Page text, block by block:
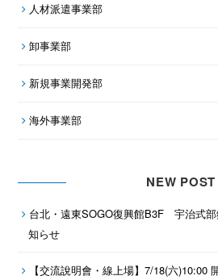
人材派遣事業部
卸事業部
新規事業開発部
海外事業部
NEW POST
台北・遠東SOGO復興館B3F 宇治式
知らせ
【交流說明會・線上場】7/18(六)10:00